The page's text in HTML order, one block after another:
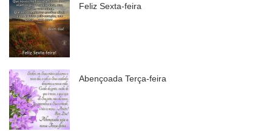
Feliz Sexta-feira
Abençoada Terça-feira